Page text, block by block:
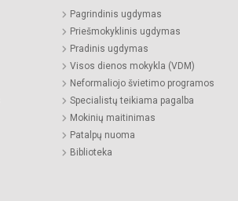
Pagrindinis ugdymas
Priešmokyklinis ugdymas
Pradinis ugdymas
Visos dienos mokykla (VDM)
Neformaliojo švietimo programos
Specialistų teikiama pagalba
Mokinių maitinimas
Patalpų nuoma
Biblioteka